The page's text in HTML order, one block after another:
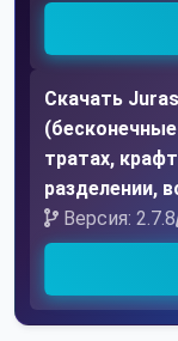
Скачать
тратах,
разделении,
Версия: 2.7.8